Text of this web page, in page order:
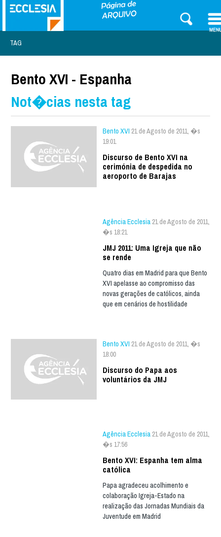
TAG
Bento XVI - Espanha
Not�cias nesta tag
Bento XVI 21 de Agosto de 2011, �s
19:01
Discurso de Bento XVI na
cerimónia de despedida no
aeroporto de Barajas
Agência Ecclesia 21 de Agosto de 2011,
�s 18:21
JMJ 2011: Uma Igreja que não
se rende
Quatro dias em Madrid para que Bento
XVI apelasse ao compromisso das
novas gerações de católicos, ainda
que em cenários de hostilidade
Bento XVI 21 de Agosto de 2011, �s
18:00
Discurso do Papa aos
voluntários da JMJ
Agência Ecclesia 21 de Agosto de 2011,
�s 17:56
Bento XVI: Espanha tem alma
católica
Papa agradeceu acolhimento e
colaboração Igreja-Estado na
realização das Jornadas Mundiais da
Juventude em Madrid